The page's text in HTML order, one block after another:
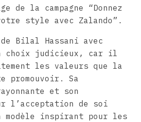
de la campagne “Donnez
style avec Zalando”.
Bilal Hassani avec
choix judicieux, car il
les valeurs que la
promouvoir. Sa
et son
l’acceptation de soi
inspirant pour les